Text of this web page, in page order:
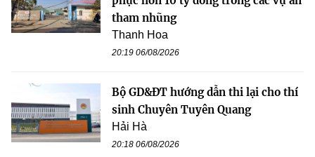
tham nhũng
Thanh Hoa
20:19 06/08/2026
Bộ GD&ĐT hướng dẫn thi lại cho thí
sinh Chuyên Tuyên Quang
Hải Hà
20:18 06/08/2026